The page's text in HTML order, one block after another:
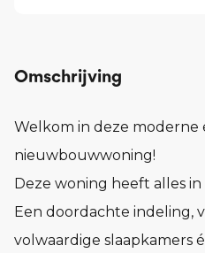
Omschrijving
Welkom in deze moderne
nieuwbouwwoning!
Deze woning heeft alles
Een doordachte indeling,
volwaardige slaapkamers